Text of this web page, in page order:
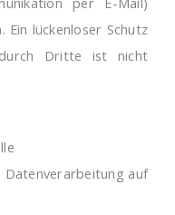
Ein lückenloser Schutz
Dritte ist nicht
auf